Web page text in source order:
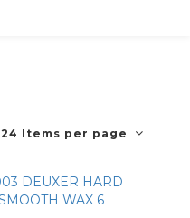
24 Items per page